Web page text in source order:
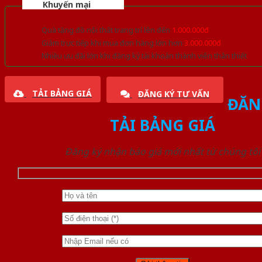
Khuyến mại
Quà tặng đồ nội thất trang trí lên đến 1.000.000đ
Giảm trực tiếp khi mua đơn hàng lớn hơn 3.000.000đ
Nhiều ưu đãi lớn khi đăng ký tài khoản thành viên thân thiết
TẢI BẢNG GIÁ ĐĂNG KÝ TƯ VẤN
TẢI BẢNG GIÁ
Đăng ký nhận báo giá mới nhất từ chúng tôi